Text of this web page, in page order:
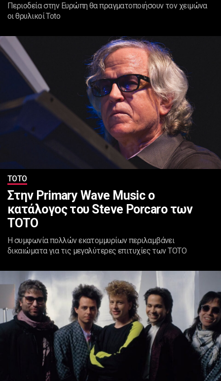
Περιοδεία στην Ευρώπη θα πραγματοποιήσουν τον χειμώνα
οι θρυλικοί Toto
ΤΟΤΟ
Στην Primary Wave Music o
κατάλογος του Steve Porcaro των
TOTO
Η συμφωνία πολλών εκατομμυρίων περιλαμβάνει
δικαιώματα για τις μεγαλύτερες επιτυχίες των TOTO